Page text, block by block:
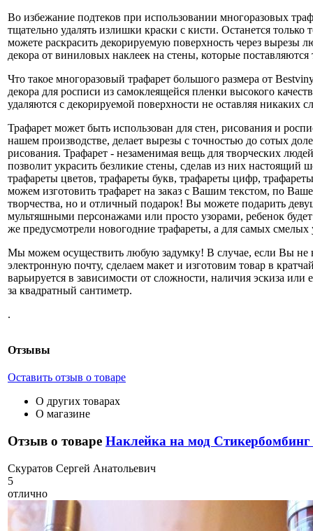
Во избежание подтеков при использовании многоразовых
тщательно удалять излишки краски с кисти. Останется
можете раскрасить декорируемую поверхность через
декора от виниловых наклеек на стены, которые
Что такое многоразовый трафарет большого размера от
декора для росписи из самоклеящейся пленки высокого
удаляются с декорируемой поверхности не оставляя никаких
Трафарет может быть использован для стен, рисования и
нашем производстве, делает вырезы с точностью до сотых
рисования. Трафарет - незаменимая вещь для творческих
позволит украсить безликие стены, сделав из них
трафареты цветов, трафареты букв, трафареты цифр,
можем изготовить трафарет на заказ с Вашим текстом, по
творчества, но и отличный подарок! Вы можете подарить
мультяшными персонажами или просто узорами, ребенок
же предусмотрели новогодние трафареты, а для самых смелых
Мы можем осуществить любую задумку! В случае, если Вы не
электронную почту, сделаем макет и изготовим товар в
варьируется в зависимости от сложности, наличия эскиза или
за квадратный сантиметр.
.
Отзывы
Оставить отзыв о товаре
О других товарах
О магазине
Отзыв о товаре Наклейка на мод Стикербомбинг
Скуратов Сергей Анатольевич
5
отлично